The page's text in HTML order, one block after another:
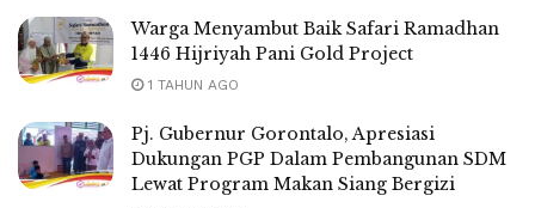
Warga Menyambut Baik Safari Ramadhan
1446 Hijriyah Pani Gold Project
1 TAHUN AGO
Pj. Gubernur Gorontalo, Apresiasi
Dukungan PGP Dalam Pembangunan SDM
Lewat Program Makan Siang Bergizi